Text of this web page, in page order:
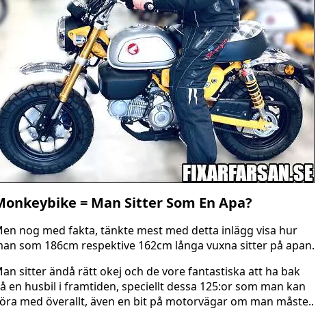
= Man Sitter Som En Apa?
nog med fakta, tänkte mest med detta inlägg visa hur
som 186cm respektive 162cm långa vuxna sitter på apan.
sitter ändå rätt okej och de vore fantastiska att ha bak
en husbil i framtiden, speciellt dessa 125:or som man kan
med överallt, även en bit på motorvägar om man måste..